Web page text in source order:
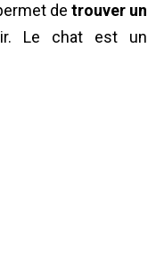
de trouver un
Le chat est un